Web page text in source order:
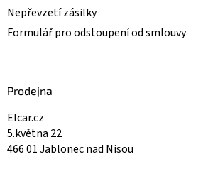
Nepřevzetí zásilky
Formulář pro odstoupení od smlouvy
Prodejna
Elcar.cz
5.května 22
466 01 Jablonec nad Nisou